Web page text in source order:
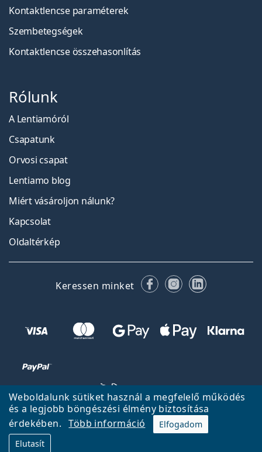
Weboldalunk sütiket használ a megfelelő működés
és a legjobb böngészési élmény biztosítása
érdekében.
Több információ
Elfogadom
Elutasít
Kontaktlencse paraméterek
Szembetegségek
Kontaktlencse összehasonlítás
Rólunk
A Lentiamóról
Csapatunk
Orvosi csapat
Lentiamo blog
Miért vásároljon nálunk?
Kapcsolat
Oldaltérkép
Keressen minket FacebookInstagram
LinkedIn
Fel